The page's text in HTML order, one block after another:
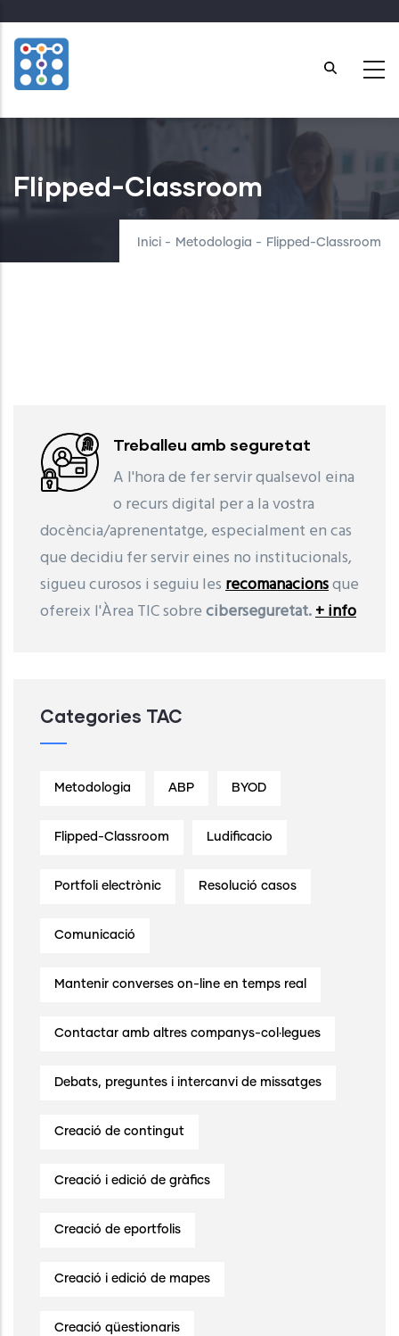
to
main
content
Flipped-Classroom
Inici - Metodologia - Flipped-Classroom
Treballeu amb seguretat
A l'hora de fer servir qualsevol eina
o recurs digital per a la vostra
docència/aprenentatge, especialment en cas
que decidiu fer servir eines no institucionals,
sigueu curosos i seguiu lesrecomanacionsque
ofereix l'Àrea TIC sobreciberseguretat.+ info
Categories TAC
Metodologia ABP BYOD
Flipped-Classroom Ludificacio
Portfoli electrònic Resolució casos
Comunicació
Mantenir converses on-line en temps real
Contactar amb altres companys-col·legues
Debats, preguntes i intercanvi de missatges
Creació de contingut
Creació i edició de gràfics
Creació de eportfolis
Creació i edició de mapes
Creació qüestionaris